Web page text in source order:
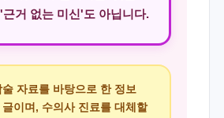
근거 없는 미신'도 아닙니다.
자료를 바탕으로 한 정보
이며, 수의사 진료를 대체할